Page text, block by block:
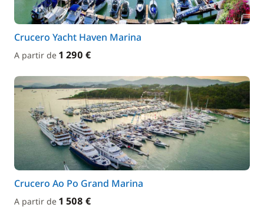
Crucero Yacht Haven Marina
A partir de 1 290 €
Crucero Ao Po Grand Marina
A partir de 1 508 €